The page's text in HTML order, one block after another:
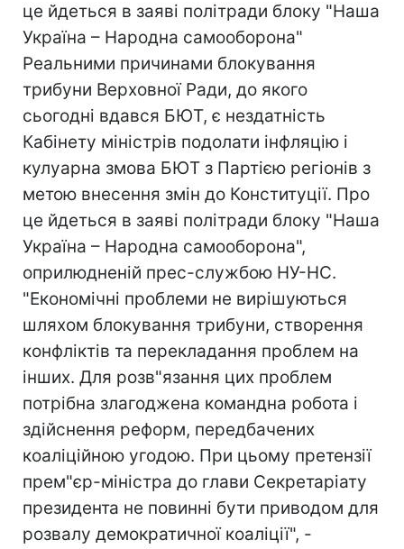
це йдеться в заяві політради блоку "Наша
Україна – Народна самооборона"
Реальними причинами блокування
трибуни Верховної Ради, до якого
сьогодні вдався БЮТ, є нездатність
Кабінету міністрів подолати інфляцію і
кулуарна змова БЮТ з Партією регіонів з
метою внесення змін до Конституції. Про
це йдеться в заяві політради блоку "Наша
Україна – Народна самооборона",
оприлюдненій прес-службою НУ-НС.
"Економічні проблеми не вирішуються
шляхом блокування трибуни, створення
конфліктів та перекладання проблем на
інших. Для розв"язання цих проблем
потрібна злагоджена командна робота і
здійснення реформ, передбачених
коаліційною угодою. При цьому претензії
прем"єр-міністра до глави Секретаріату
президента не повинні бути приводом для
розвалу демократичної коаліції", -